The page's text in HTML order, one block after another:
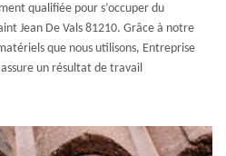
qualifiée pour s’occuper du
Jean De Vals 81210. Grâce à notre
que nous utilisons, Entreprise
un résultat de travail